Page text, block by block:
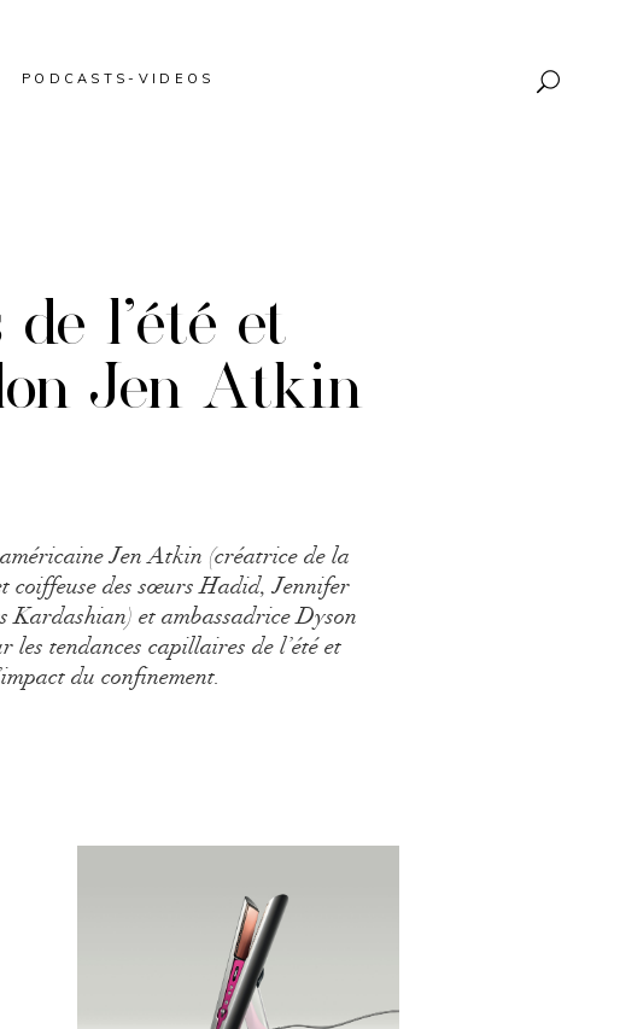
PODCASTS-VIDEOS
l’été et
Jen Atkin
Jen Atkin (créatrice de la
coiffeuse des sœurs Hadid, Jennifer
Kardashian) et ambassadrice Dyson
les tendances capillaires de l’été et
du confinement.